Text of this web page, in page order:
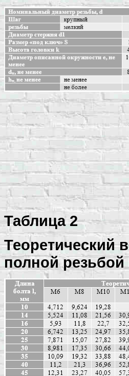
Таблица 2
Теоретический
полной резьбой